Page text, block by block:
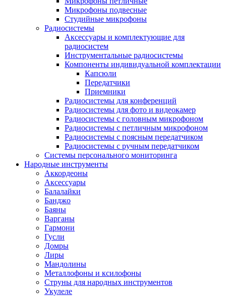
Микрофоны подвесные
Студийные микрофоны
Радиосистемы
Аксессуары и комплектующие для
радиосистем
Инструментальные радиосистемы
Компоненты индивидуальной комплектации
Капсюли
Передатчики
Приемники
Радиосистемы для конференций
Радиосистемы для фото и видеокамер
Радиосистемы с головным микрофоном
Радиосистемы с петличным микрофоном
Радиосистемы с поясным передатчиком
Радиосистемы с ручным передатчиком
Системы персонального мониторинга
Народные инструменты
Аккордеоны
Аксессуары
Балалайки
Банджо
Баяны
Варганы
Гармони
Гусли
Домры
Лиры
Мандолины
Металлофоны и ксилофоны
Струны для народных инструментов
Укулеле